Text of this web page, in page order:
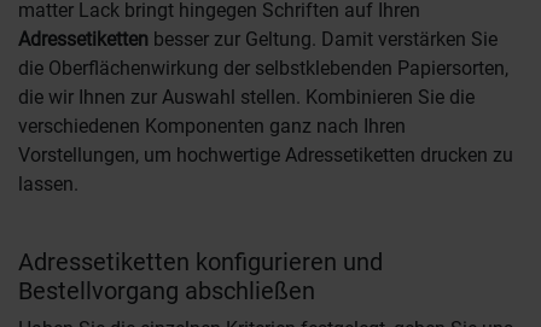
matter Lack bringt hingegen Schriften auf Ihren
Adressetiketten besser zur Geltung. Damit verstärken Sie
die Oberflächenwirkung der selbstklebenden Papiersorten,
die wir Ihnen zur Auswahl stellen. Kombinieren Sie die
verschiedenen Komponenten ganz nach Ihren
Vorstellungen, um hochwertige Adressetiketten drucken zu
lassen.
Adressetiketten konfigurieren und
Bestellvorgang abschließen